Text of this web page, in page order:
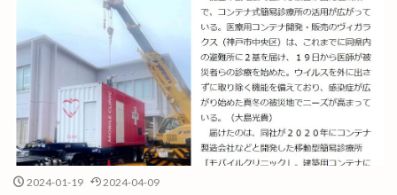
2024-01-19 2024-04-09